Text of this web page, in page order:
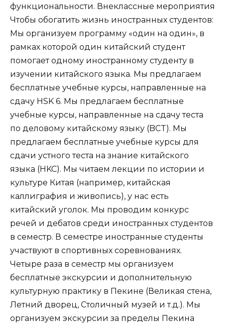
функциональности. Внеклассные мероприятия
Чтобы обогатить жизнь иностранных студентов:
Мы организуем программу «один на один», в
рамках которой один китайский студент
помогает одному иностранному студенту в
изучении китайского языка. Мы предлагаем
бесплатные учебные курсы, направленные на
сдачу HSK 6. Мы предлагаем бесплатные
учебные курсы, направленные на сдачу теста
по деловому китайскому языку (BCT). Мы
предлагаем бесплатные учебные курсы для
сдачи устного теста на знание китайского
языка (HKC). Мы читаем лекции по истории и
культуре Китая (например, китайская
каллиграфия и живопись), у нас есть
китайский уголок. Мы проводим конкурс
речей и дебатов среди иностранных студентов
в семестр. В семестре иностранные студенты
участвуют в спортивных соревнованиях.
Четыре раза в семестр мы организуем
бесплатные экскурсии и дополнительную
культурную практику в Пекине (Великая стена,
Летний дворец, Столичный музей и т.д.). Мы
организуем экскурсии за пределы Пекина